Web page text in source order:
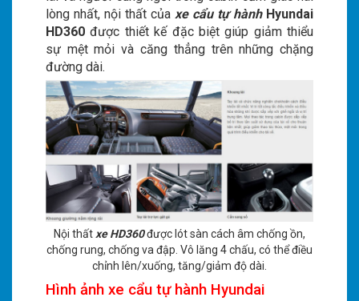
lòng nhất, nội thất củaxe cẩu tự hành Hyundai
HD360được thiết kế đặc biệt giúp giảm thiểu
sự mệt mỏi và căng thẳng trên những chặng
đường dài.
Nội thất xe HD360được lót sàn cách âm chống ồn,
chống rung, chống va đập. Vô lăng 4 chấu, có thể điều
chỉnh lên/xuống, tăng/giảm độ dài.
Hình ảnh xe cẩu tự hành Hyundai